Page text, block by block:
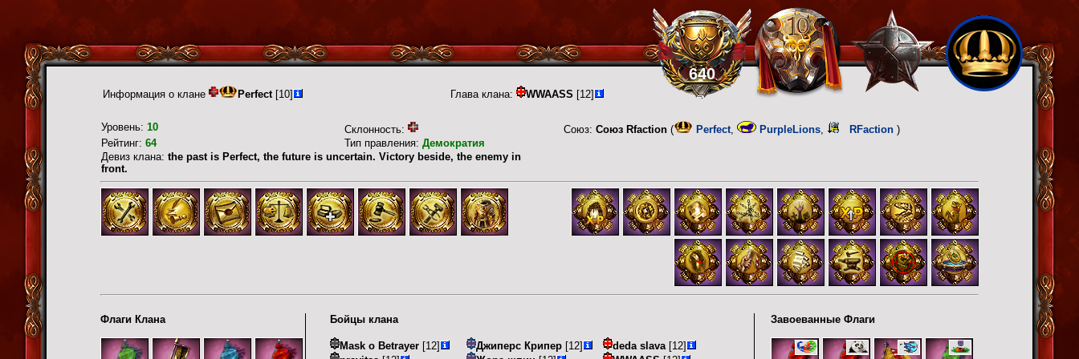
640
Информация о клане Perfect[10] Глава клана: WWAASS [12]
Уровень: 10 Склонность: Союз: Союз Rfaction ( Perfect, PurpleLions, RFaction )
Рейтинг: 64 Тип правления: Демократия
Девиз клана: the past is Perfect, the future is uncertain. Victory beside, the enemy in
front.
Флаги Клана Бойцы клана
Mask o Betrayer [12]
Джиперс Крипер [12]
deda slava [12]
Завоеванные Флаги